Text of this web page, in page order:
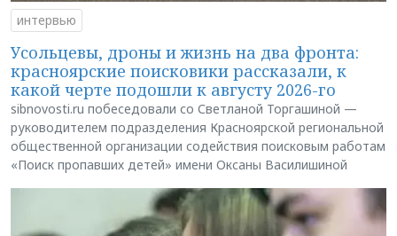
интервью
Усольцевы, дроны и жизнь на два фронта:
красноярские поисковики рассказали, к
какой черте подошли к августу 2026-го
sibnovosti.ru побеседовали со Светланой Торгашиной —
руководителем подразделения Красноярской региональной
общественной организации содействия поисковым работам
«Поиск пропавших детей» имени Оксаны Василишиной